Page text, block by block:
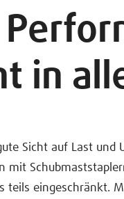
in
Sicht auf Last und
mit
teils eingeschränkt.